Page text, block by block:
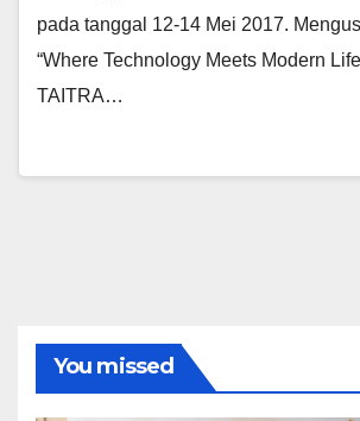
pada tanggal 12-14 Mei 2017.
“Where Technology Meets Modern
TAITRA…
You missed